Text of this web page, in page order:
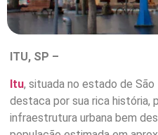
ITU, SP –
Itu, situada no estado de
destaca por sua rica história,
infraestrutura urbana bem